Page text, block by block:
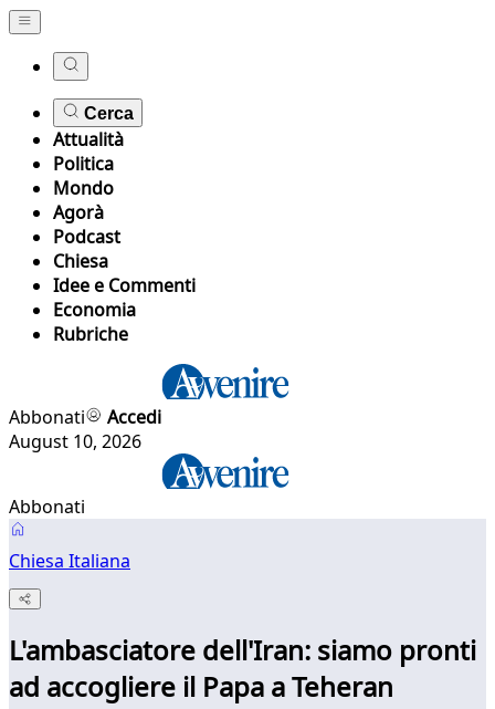
Cerca
Attualità
Politica
Mondo
Agorà
Podcast
Chiesa
Idee e Commenti
Economia
Rubriche
Abbonati
Accedi
August 10, 2026
Abbonati
Chiesa Italiana
L'ambasciatore dell'Iran: siamo pronti
ad accogliere il Papa a Teheran